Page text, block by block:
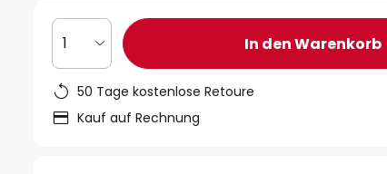
1 In den Warenkorb
50 Tage kostenlose Retoure
Kauf auf Rechnung